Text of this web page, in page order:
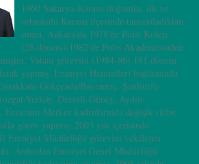
1960 Sakarya-Karasu doğumlu, ilk ve
ortaokulu Karasu ilçesinde tamamladıktan
sonra, Ankara’da 1978'de Polis Koleji
(28.dönem),1982'de Polis Akademisinden
Vatani görevini (1984-86) 181.dönem
yapmış. Emniyet Hizmetleri bağlamında
Gökçeada/Bayramiç, Şanlıurfa-
Yerköy, Denizli-Güney, Aydın-
Erzurum-Merkez kadrolarında değişik rütbe
görev yapmış; 2003 yılı içerisinde
Emniyet Müdürlüğü görevini vekâleten
Ardından Emniyet Genel Müdürlüğü-